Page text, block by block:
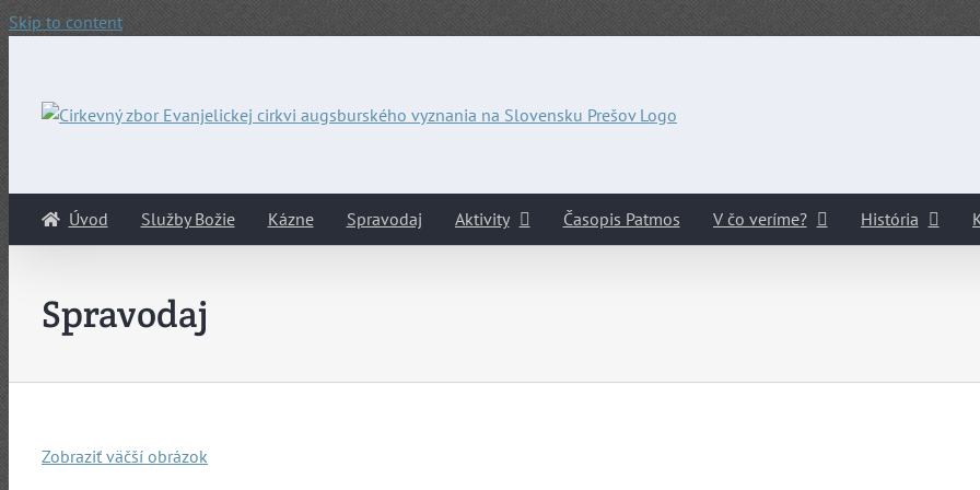
Skip to content
Úvod Služby Božie Kázne Spravodaj Aktivity Časopis Patmos V čo veríme? História
Spravodaj
Zobraziť väčší obrázok